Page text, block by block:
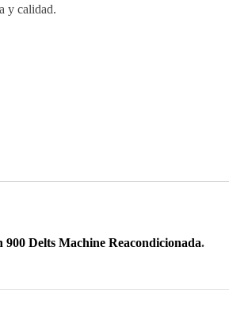
y calidad.
900 Delts Machine Reacondicionada.